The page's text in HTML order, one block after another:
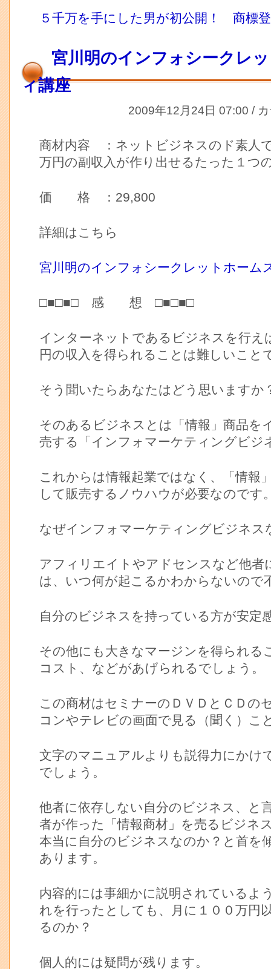
５千万を手にした男が初公開！ 商標
宮川明のインフォシークレ
ィ講座
2009年12月24日 07:00 /
商材内容 ：ネットビジネスのド素人
万円の副収入が作り出せるたった１つ
価 格 ：29,800
詳細はこちら
宮川明のインフォシークレットホーム
□■□■□ 感 想 □■□■□
インターネットであるビジネスを行え
円の収入を得られることは難しいこと
そう聞いたらあなたはどう思いますか
そのあるビジネスとは「情報」商品を
売する「インフォマーケティングビジ
これからは情報起業ではなく、「情報
して販売するノウハウが必要なのです
なぜインフォマーケティングビジネス
アフィリエイトやアドセンスなど他者
は、いつ何が起こるかわからないので
自分のビジネスを持っている方が安定
その他にも大きなマージンを得られる
コスト、などがあげられるでしょう。
この商材はセミナーのＤＶＤとＣＤの
コンやテレビの画面で見る（聞く）こ
文字のマニュアルよりも説得力にかけ
でしょう。
他者に依存しない自分のビジネス、と
者が作った「情報商材」を売るビジネ
本当に自分のビジネスなのか？と首を
あります。
内容的には事細かに説明されているよ
れを行ったとしても、月に１００万円
るのか？
個人的には疑問が残ります。